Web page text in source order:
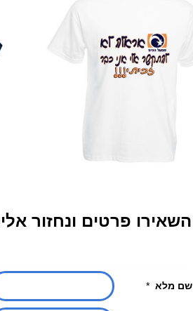
השאירו פרטים ונחזור